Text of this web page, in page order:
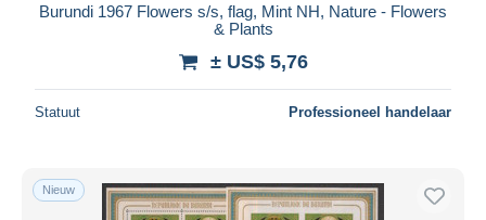
Burundi 1967 Flowers s/s, flag, Mint NH, Nature - Flowers
& Plants
± US$ 5,76
Statuut Professioneel handelaar
Nieuw